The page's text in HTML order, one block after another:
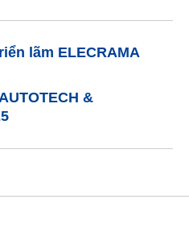
lãm ELECRAMA
&